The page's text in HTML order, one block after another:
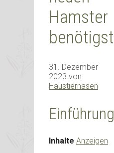
Hamster
benötigst
31. Dezember
2023 von
Haustiernasen
Einführung
Inhalte Anzeigen